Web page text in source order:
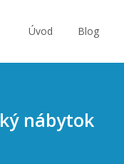
Úvod Blog
nábytok